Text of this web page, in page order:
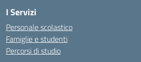
I Servizi
Personale scolastico
Famiglie e studenti
Percorsi di studio